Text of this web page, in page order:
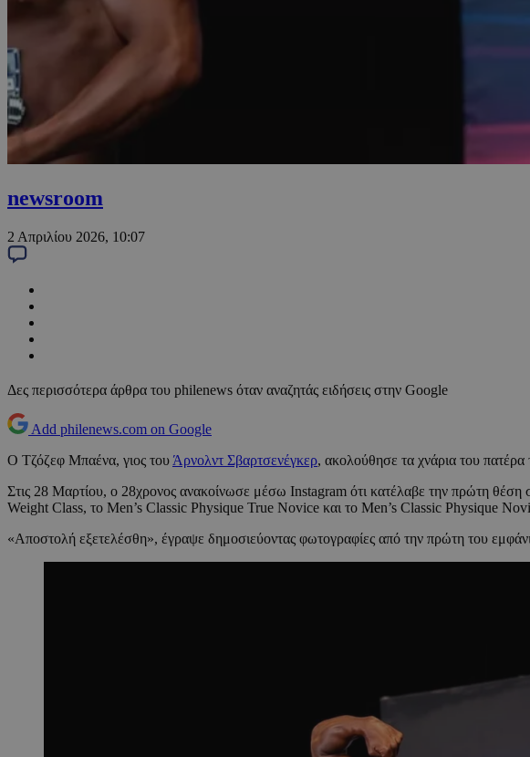
newsroom
2 Απριλίου 2026, 10:07
Δες περισσότερα άρθρα του philenews όταν αναζητάς ειδήσεις στην Google
Add philenews.com on Google
Ο Τζόζεφ Μπαένα, γιος του Άρνολντ Σβαρτσενέγκερ, ακολούθησε τα χνάρια του πατέρα
Στις 28 Μαρτίου, ο 28χρονος ανακοίνωσε μέσω Instagram ότι κατέλαβε την πρώτη
Weight Class, το Men’s Classic Physique True Novice και το Men’s Classic Physique
«Αποστολή εξετελέσθη», έγραψε δημοσιεύοντας φωτογραφίες από την πρώτη του